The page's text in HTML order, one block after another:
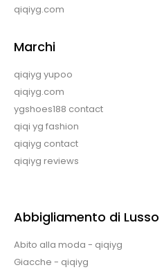
qiqiyg.com
Marchi
qiqiyg yupoo
qiqiyg.com
ygshoes188 contact
qiqi yg fashion
qiqiyg contact
qiqiyg reviews
Abbigliamento di Lusso
Abito alla moda - qiqiyg
Giacche - qiqiyg